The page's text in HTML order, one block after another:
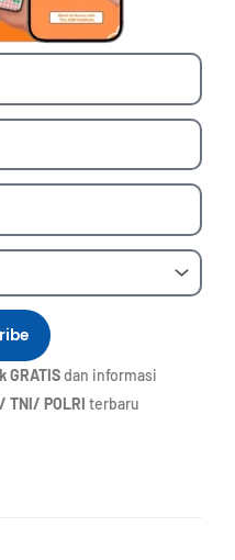
GRATISdan informasi
TNI/ POLRI terbaru